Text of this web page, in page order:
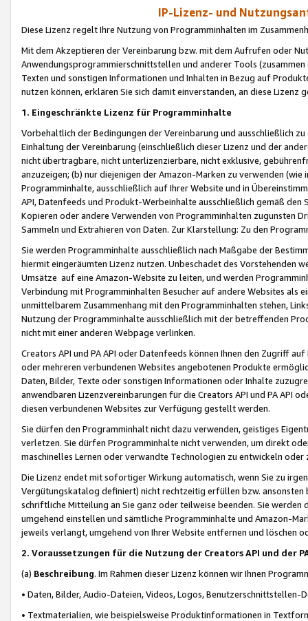
IP-Lizenz- und
Diese Lizenz regelt Ihre Nutzung von Programminhalten im
Mit dem Akzeptieren der Vereinbarung bzw. mit dem Aufrufen oder
Anwendungsprogrammierschnittstellen und anderer Tools (zusammen
Texten und sonstigen Informationen und Inhalten in Bezug auf
nutzen können, erklären Sie sich damit einverstanden, an diese Lizenz
1. Eingeschränkte Lizenz für Programminhalte
Vorbehaltlich der Bedingungen der Vereinbarung und ausschließlich
Einhaltung der Vereinbarung (einschließlich dieser Lizenz und der
nicht übertragbare, nicht unterlizenzierbare, nicht exklusive,
anzuzeigen; (b) nur diejenigen der Amazon-Marken zu verwenden
Programminhalte, ausschließlich auf Ihrer Website und in
API, Datenfeeds und Produkt-Werbeinhalte ausschließlich gemäß
Kopieren oder andere Verwenden von Programminhalten zugunsten
Sammeln und Extrahieren von Daten. Zur Klarstellung: Zu den
Sie werden Programminhalte ausschließlich nach Maßgabe der
hiermit eingeräumten Lizenz nutzen. Unbeschadet des Vorstehenden
Umsätze auf eine Amazon-Website zu leiten, und werden
Verbindung mit Programminhalten Besucher auf andere Websites als
unmittelbarem Zusammenhang mit den Programminhalten stehen,
Nutzung der Programminhalte ausschließlich mit der betreffenden
nicht mit einer anderen Webpage verlinken.
Creators API und PA API oder Datenfeeds können Ihnen den Zugriff
oder mehreren verbundenen Websites angebotenen Produkte
Daten, Bilder, Texte oder sonstigen Informationen oder Inhalte
anwendbaren Lizenzvereinbarungen für die Creators API und PA API
diesen verbundenen Websites zur Verfügung gestellt werden.
Sie dürfen den Programminhalt nicht dazu verwenden, geistiges
verletzen. Sie dürfen Programminhalte nicht verwenden, um direkt
maschinelles Lernen oder verwandte Technologien zu entwickeln
Die Lizenz endet mit sofortiger Wirkung automatisch, wenn Sie zu
Vergütungskatalog definiert) nicht rechtzeitig erfüllen bzw. ansonsten
schriftliche Mitteilung an Sie ganz oder teilweise beenden. Sie werden
umgehend einstellen und sämtliche Programminhalte und Amazon-
jeweils verlangt, umgehend von Ihrer Website entfernen und löschen
2. Voraussetzungen für die Nutzung der Creators API und der
(a) Beschreibung. Im Rahmen dieser Lizenz können wir Ihnen
• Daten, Bilder, Audio-Dateien, Videos, Logos, Benutzerschnittstellen-
• Textmaterialien, wie beispielsweise Produktinformationen in